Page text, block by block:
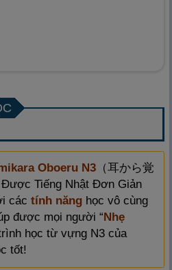
Oboeru N3（耳から覚
Tiếng Nhật Đơn Giản
các tính nănghọc vô cùng
được mọi người “Nhẹ
học từ vựng N3 của
tốt!